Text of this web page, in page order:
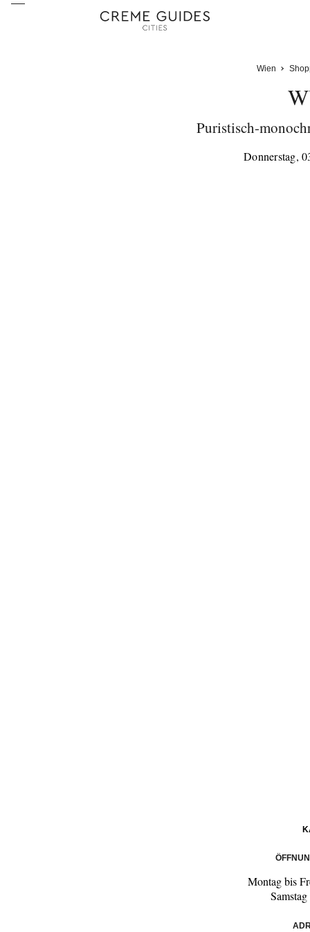
Wien
Puristisch-
Donnerstag,
Montag bis